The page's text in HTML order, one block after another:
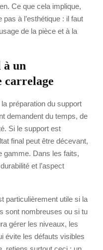
Ce que cela implique,
pas à l’esthétique : il faut
de la pièce et à la
à un
carrelage
préparation du support
demandent du temps, de
Si le support est
final peut être décevant,
gamme. Dans les faits,
et l’aspect
particulièrement utile si la
sont nombreuses ou si tu
gérer les niveaux, les
évite les défauts visibles